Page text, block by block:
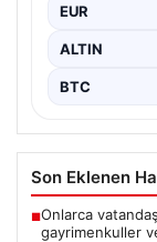
EUR
ALTIN
BTC
Son Eklenen
■Onlarca
gayrimenkuller